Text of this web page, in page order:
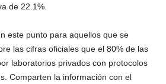
de 22.1%.
este punto para aquellos que se
las cifras oficiales que el 80% de las
laboratorios privados con protocolos
Comparten la información con el